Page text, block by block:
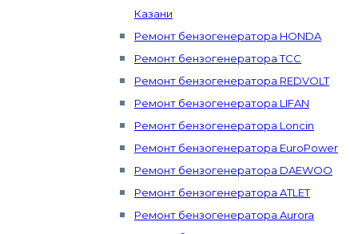
Казани
Ремонт бензогенератора HONDA
Ремонт бензогенератора ТСС
Ремонт бензогенератора REDVOLT
Ремонт бензогенератора LIFAN
Ремонт бензогенератора Loncin
Ремонт бензогенератора EuroPower
Ремонт бензогенератора DAEWOO
Ремонт бензогенератора ATLET
Ремонт бензогенератора Aurora